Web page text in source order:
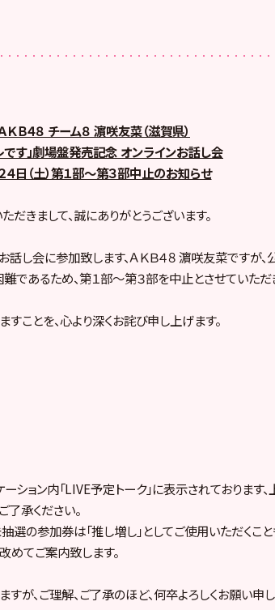
ＫＢ４８ チーム８ 濵咲友菜（滋賀県）
です」劇場盤発売記念 オンラインお話し会
４日（土）第１部～第３部中止のお知らせ
だきまして、誠にありがとうございます。
話し会に参加致します、ＡＫＢ４８ 濵咲友菜ですが
であるため、第１部～第３部を中止とさせていただ
ことを、心より深くお詫び申し上げます。
ョン内「LIVE予定トーク」に表示されております
了承ください。
の参加券は「推し増し」としてご使用いただくこと
めてご案内致します。
が、ご理解、ご了承のほど、何卒よろしくお願い申し